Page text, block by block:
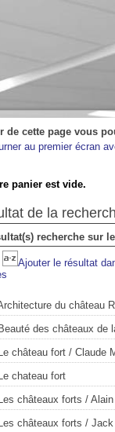
de cette page vous
au premier écran
de la
recherche sur
Ajouter le résultat
du château
Beauté des châteaux de
Le château fort / Claude
Le chateau fort
Les châteaux forts /
Les châteaux forts / Jack